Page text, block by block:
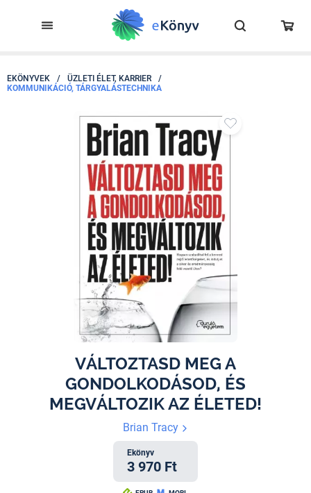
EKÖNYVEK / ÜZLETI ÉLET, KARRIER
/
KOMMUNIKÁCIÓ, TÁRGYALÁSTECHNIKA
VÁLTOZTASD MEG A
GONDOLKODÁSOD, ÉS
MEGVÁLTOZIK AZ ÉLETED!
Brian Tracy
Ekönyv
3 970 Ft